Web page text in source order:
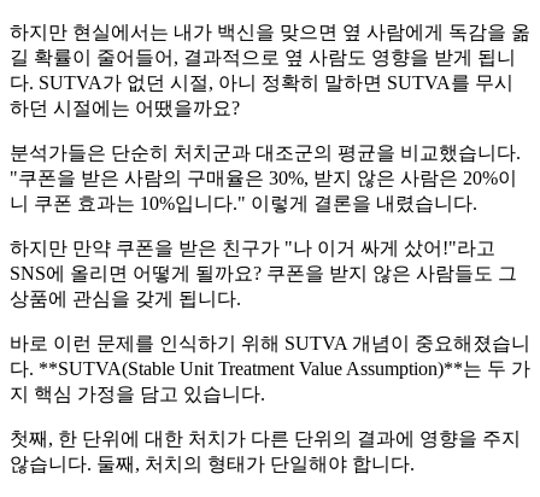
하지만 현실에서는 내가 백신을 맞으면 옆 사람에게 독감을 옮
길 확률이 줄어들어, 결과적으로 옆 사람도 영향을 받게 됩니
다. SUTVA가 없던 시절, 아니 정확히 말하면 SUTVA를 무시
하던 시절에는 어땠을까요?
분석가들은 단순히 처치군과 대조군의 평균을 비교했습니다.
"쿠폰을 받은 사람의 구매율은 30%, 받지 않은 사람은 20%이
니 쿠폰 효과는 10%입니다." 이렇게 결론을 내렸습니다.
하지만 만약 쿠폰을 받은 친구가 "나 이거 싸게 샀어!"라고
SNS에 올리면 어떻게 될까요? 쿠폰을 받지 않은 사람들도 그
상품에 관심을 갖게 됩니다.
바로 이런 문제를 인식하기 위해 SUTVA 개념이 중요해졌습니
다. **SUTVA(Stable Unit Treatment Value Assumption)**는 두 가
지 핵심 가정을 담고 있습니다.
첫째, 한 단위에 대한 처치가 다른 단위의 결과에 영향을 주지
않습니다. 둘째, 처치의 형태가 단일해야 합니다.